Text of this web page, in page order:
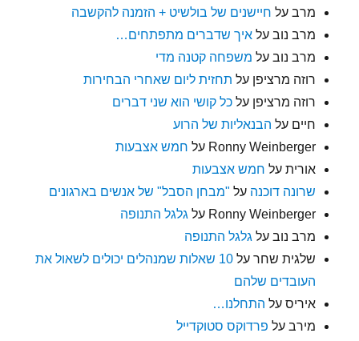
מרב על חיישנים של בולשיט + הזמנה להקשבה
מרב נוב עלאיך שדברים מתפתחים…
מרב נוב על משפחה קטנה מדי
רוזה מרציפן על תחזית ליום שאחרי הבחירות
רוזה מרציפן עלכל קושי הוא שני דברים
חיים על הבנאליות של הרוע
Ronny Weinberger על חמש אצבעות
אורית על חמש אצבעות
שרונה דוכנה על "מבחן הסבל" של אנשים בארגונים
Ronny Weinberger על גלגל התנופה
מרב נוב על גלגל התנופה
שלגית שחר על
10 שאלות שמנהלים יכולים לשאול את
העובדים שלהם
איריס על התחלנו…
מירב על פרדוקס סטוקדייל